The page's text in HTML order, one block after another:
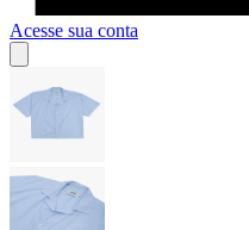
Acesse sua conta